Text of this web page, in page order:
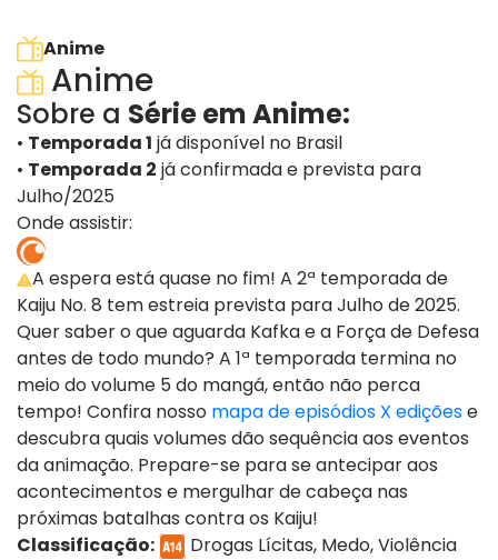
Anime
Anime
Sobre a Série em Anime:
• Temporada 1 já disponível no Brasil
• Temporada 2 já confirmada e prevista para
Julho/2025
Onde assistir:
A espera está quase no fim! A 2ª temporada de
Kaiju No. 8 tem estreia prevista para Julho de 2025.
Quer saber o que aguarda Kafka e a Força de Defesa
antes de todo mundo? A 1ª temporada termina no
meio do volume 5 do mangá, então não perca
tempo! Confira nosso mapa de episódios X ediçõese
descubra quais volumes dão sequência aos eventos
da animação. Prepare-se para se antecipar aos
acontecimentos e mergulhar de cabeça nas
próximas batalhas contra os Kaiju!
Classificação:
Drogas Lícitas, Medo, Violência